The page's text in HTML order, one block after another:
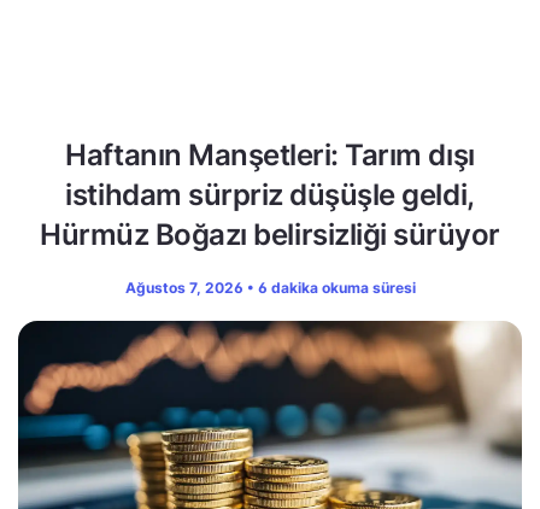
Haftanın Manşetleri: Tarım dışı
istihdam sürpriz düşüşle geldi,
Hürmüz Boğazı belirsizliği sürüyor
Ağustos 7, 2026 • 6 dakika okuma süresi